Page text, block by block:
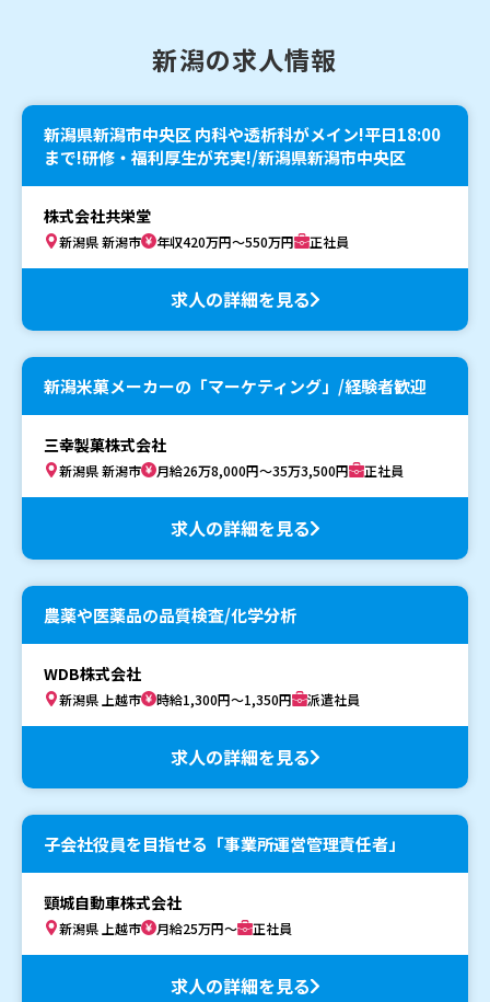
新潟の求人情報
新潟県新潟市中央区 内科や透析科がメイン!平日18:00
まで!研修・福利厚生が充実!/新潟県新潟市中央区
株式会社共栄堂
新潟県 新潟市 年収420万円～550万円 正社員
求人の詳細を見る
新潟米菓メーカーの「マーケティング」/経験者歓迎
三幸製菓株式会社
新潟県 新潟市 月給26万8,000円～35万3,500円 正社員
求人の詳細を見る
農薬や医薬品の品質検査/化学分析
WDB株式会社
新潟県 上越市 時給1,300円～1,350円 派遣社員
求人の詳細を見る
子会社役員を目指せる「事業所運営管理責任者」
頸城自動車株式会社
新潟県 上越市 月給25万円～ 正社員
求人の詳細を見る